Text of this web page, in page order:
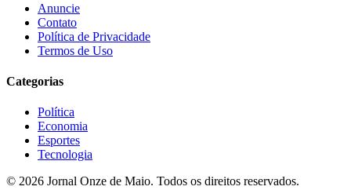
Anuncie
Contato
Política de Privacidade
Termos de Uso
Categorias
Política
Economia
Esportes
Tecnologia
© 2026 Jornal Onze de Maio. Todos os direitos reservados.